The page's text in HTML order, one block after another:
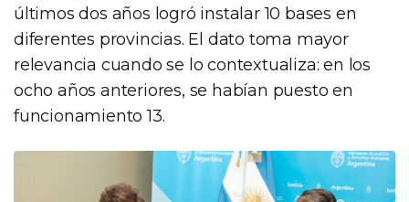
últimos dos años logró instalar 10 bases en
diferentes provincias. El dato toma mayor
relevancia cuando se lo contextualiza: en los
ocho años anteriores, se habían puesto en
funcionamiento 13.